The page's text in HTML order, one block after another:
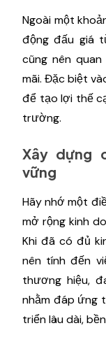
Ngoài một
động đấu giá
cũng nên
mãi. Đặc biệt
để tạo lợi thế
trường.
Xây dựng
vững
Hãy nhớ một
mở rộng kinh
Khi đã có đủ
nên tính đến
thương hiệu,
nhằm đáp ứng
triển lâu dài,